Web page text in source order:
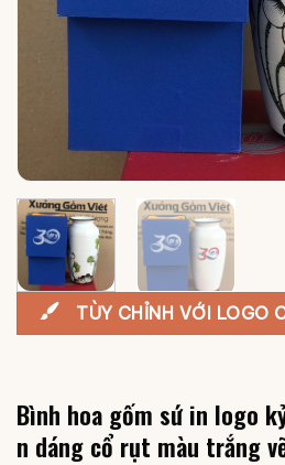
TÙY CHỈNH VỚI LOGO
Bình hoa gốm sứ in logo
n dáng cổ rụt màu trắng